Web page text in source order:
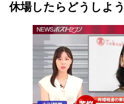
休場したらどうしよ